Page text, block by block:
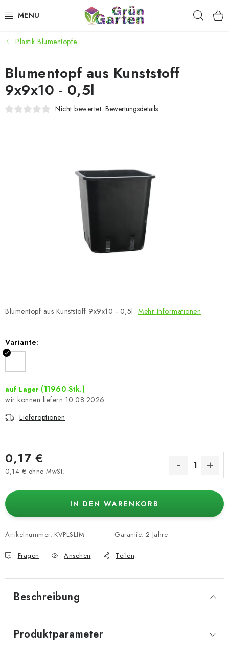
Inhalt
ANGEBOTE
LED PFLANZENLAMPEN
ANBAUBEDARF FÜR DEN HEIMANBAU
SMARTER GARTEN
Kaufberatung AGB
Datenschutzerklärung Impressum
Plastik Blumentöpfe
Blumentopf aus Kunststoff 9x9x10 - 0,5l Mehr Informationen
Variante:
auf Lager (11960 Stk.)
10.08.2026
Lieferoptionen
0,17 €
0,14 € ohne MwSt.
IN DEN WARENKORB
Artikelnummer: KVPLSLIM Garantie: 2 Jahre
Fragen Ansehen Teilen
Blumentopf aus Kunststoff
9x9x10 - 0,5l
Nicht bewertet Bewertungsdetails
Beschreibung
Produktparameter